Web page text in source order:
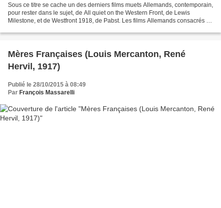
Sous ce titre se cache un des derniers films muets Allemands, contemporain,
pour rester dans le sujet, de All quiet on the Western Front, de Lewis
Milestone, et de Westfront 1918, de Pabst. Les films Allemands consacrés à
Mères Françaises (Louis Mercanton, René
Hervil, 1917)
Publié le 28/10/2015 à 08:49
Par François Massarelli